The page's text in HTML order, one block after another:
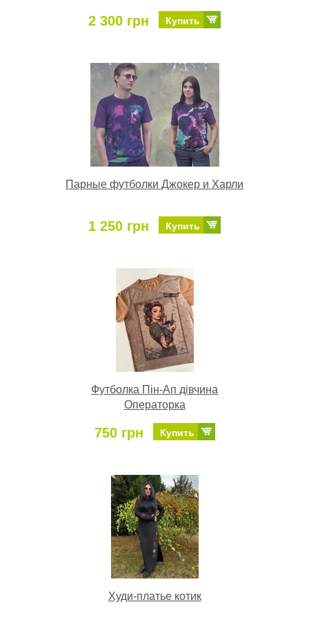
2 300 грн Купить
Парные футболки Джокер и Харли
1 250 грн Купить
Футболка Пін-Ап дівчина
Операторка
750 грн Купить
Худи-платье котик